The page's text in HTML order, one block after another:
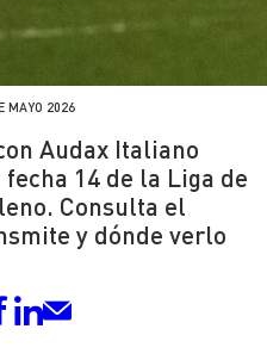
MAYO 2026
Audax Italiano
14 de la Liga de
Consulta el
y dónde verlo